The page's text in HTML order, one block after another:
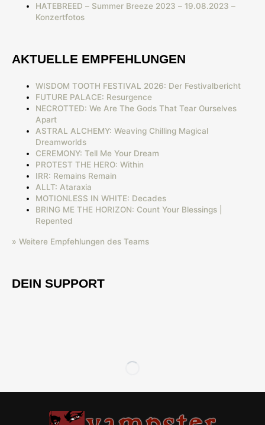
HATEBREED – Summer Breeze 2023 – 19.08.2023 –
Konzertfotos
AKTUELLE EMPFEHLUNGEN
WISDOM TOOTH FESTIVAL 2026: Der Festivalbericht
FUTURE PALACE: Resurgence
NECROTTED: We Are The Gods That Tear Ourselves
Apart
ASTRAL ALCHEMY: Weaving Chilling Magical
Dreamworlds
CEREMONY: Tell Me Your Dream
PROTEST THE HERO: Within
IRR: Remains Remain
ALLT: Ataraxia
MOTIONLESS IN WHITE: Decades
BRING ME THE HORIZON: Count Your Blessings |
Repented
» Weitere Empfehlungen des Teams
DEIN SUPPORT